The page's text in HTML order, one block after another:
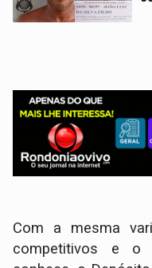
Com a mesma
competitivos e o